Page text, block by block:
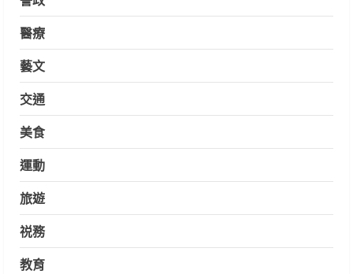
醫療
藝文
交通
美食
運動
旅遊
祱務
教育